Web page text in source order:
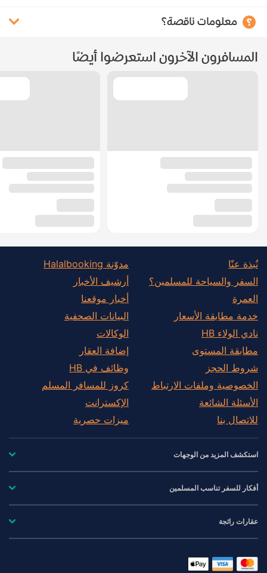
معلومات ناقصة؟
المسافرون الآخرون استعرضوا أيضًا
نُبذة عنّا
السفر والسياحة للمسلمين؟
العمرة
خدمة مطابقة الأسعار
نادي الولاء HB
مطابقة المستوى
شروط الحجز
الخصوصية وملفات الارتباط
الأسئلة الشائعة
للاتصال بنا
مدوّنة Halalbooking
أرشيف الأخبار
أخبار موقعنا
البيانات الصحفية
الوكالات
إضافة العقار
وظائف في HB
كروز للمسافر المسلم
الإكسترانت
ميزات حصرية
استكشف المزيد من الوجهات
أفكار للسفر تناسب المسلمين
عقارات رائجة